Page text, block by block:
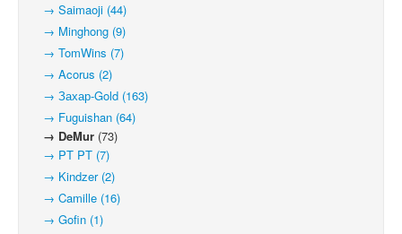
→ Saimaoji (44)
→ Minghong (9)
→ TomWins (7)
→ Acorus (2)
→ Захар-Gold (163)
→ Fuguishan (64)
→ DeMur (73)
→ PT PT (7)
→ Kindzer (2)
→ Camille (16)
→ Gofin (1)